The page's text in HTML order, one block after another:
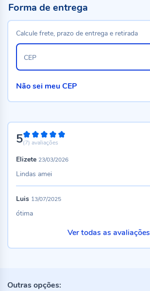
5100%
(7) avaliações
Elizete 23/03/2026
Lindas amei
Luis 13/07/2025
ótima
Ver todas as avaliações
Forma de entrega
Calcule frete, prazo de entrega e retirada
CEP
Não sei meu CEP
Outras opções: